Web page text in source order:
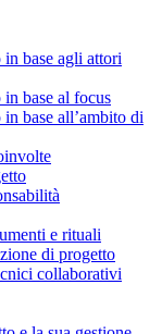
base agli attori
base al focus
base all’ambito di
e rituali
di progetto
collaborativi